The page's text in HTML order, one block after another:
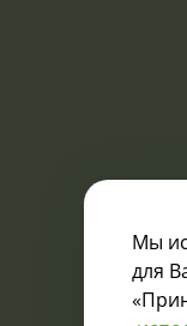
Мы
для